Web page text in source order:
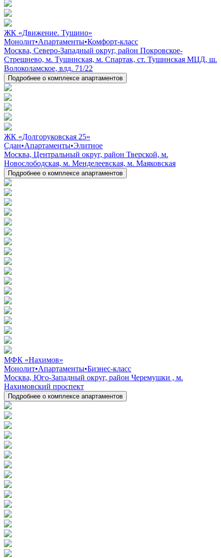
ЖК «Движение. Тушино»
Монолит•Апартаменты•Комфорт-класс
Москва, Северо-Западный округ, район Покровское-
Стрешнево, м. Тушинская, м. Спартак, ст. Тушинская МЦД, ш.
Волоколамское, влд. 71/22
Подробнее о комплексе апартаментов
ЖК «Долгоруковская 25»
Сдан•Апартаменты•Элитное
Москва, Центральный округ, район Тверской, м.
Новослободская, м. Менделеевская, м. Маяковская
Подробнее о комплексе апартаментов
МФК «Нахимов»
Монолит•Апартаменты•Бизнес-класс
Москва, Юго-Западный округ, район Черемушки , м.
Нахимовский проспект
Подробнее о комплексе апартаментов